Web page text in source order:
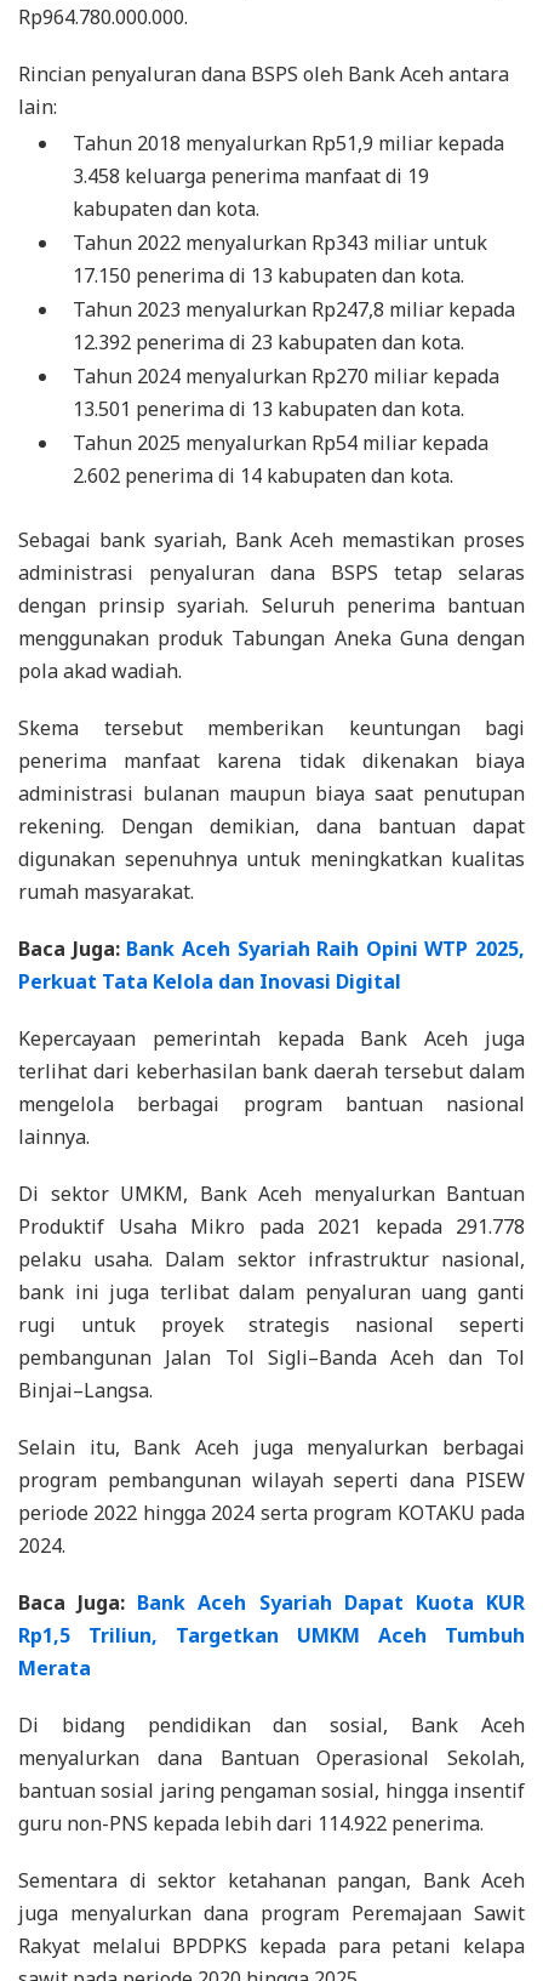
Rp964.780.000.000.
Rincian penyaluran dana BSPS oleh Bank Aceh antara
lain:
Tahun 2018 menyalurkan Rp51,9 miliar kepada
3.458 keluarga penerima manfaat di 19
kabupaten dan kota.
Tahun 2022 menyalurkan Rp343 miliar untuk
17.150 penerima di 13 kabupaten dan kota.
Tahun 2023 menyalurkan Rp247,8 miliar kepada
12.392 penerima di 23 kabupaten dan kota.
Tahun 2024 menyalurkan Rp270 miliar kepada
13.501 penerima di 13 kabupaten dan kota.
Tahun 2025 menyalurkan Rp54 miliar kepada
2.602 penerima di 14 kabupaten dan kota.
Sebagai bank syariah, Bank Aceh memastikan proses
administrasi penyaluran dana BSPS tetap selaras
dengan prinsip syariah. Seluruh penerima bantuan
menggunakan produk Tabungan Aneka Guna dengan
pola akad wadiah.
Skema tersebut memberikan keuntungan bagi
penerima manfaat karena tidak dikenakan biaya
administrasi bulanan maupun biaya saat penutupan
rekening. Dengan demikian, dana bantuan dapat
digunakan sepenuhnya untuk meningkatkan kualitas
rumah masyarakat.
Baca Juga: Bank Aceh Syariah Raih Opini WTP 2025,
Perkuat Tata Kelola dan Inovasi Digital
Kepercayaan pemerintah kepada Bank Aceh juga
terlihat dari keberhasilan bank daerah tersebut dalam
mengelola berbagai program bantuan nasional
lainnya.
Di sektor UMKM, Bank Aceh menyalurkan Bantuan
Produktif Usaha Mikro pada 2021 kepada 291.778
pelaku usaha. Dalam sektor infrastruktur nasional,
bank ini juga terlibat dalam penyaluran uang ganti
rugi untuk proyek strategis nasional seperti
pembangunan Jalan Tol Sigli–Banda Aceh dan Tol
Binjai–Langsa.
Selain itu, Bank Aceh juga menyalurkan berbagai
program pembangunan wilayah seperti dana PISEW
periode 2022 hingga 2024 serta program KOTAKU pada
2024.
Baca Juga: Bank Aceh Syariah Dapat Kuota KUR
Rp1,5 Triliun, Targetkan UMKM Aceh Tumbuh
Merata
Di bidang pendidikan dan sosial, Bank Aceh
menyalurkan dana Bantuan Operasional Sekolah,
bantuan sosial jaring pengaman sosial, hingga insentif
guru non-PNS kepada lebih dari 114.922 penerima.
Sementara di sektor ketahanan pangan, Bank Aceh
juga menyalurkan dana program Peremajaan Sawit
Rakyat melalui BPDPKS kepada para petani kelapa